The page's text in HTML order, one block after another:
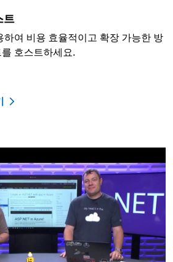
트
여 비용 효율적이고 확장 가능한 방
호스트하세요.